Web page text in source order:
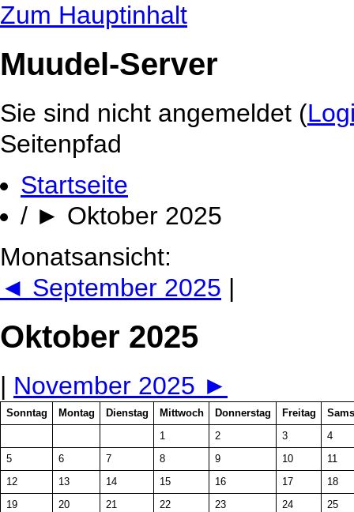
Zum Hauptinhalt
Muudel-Server
Sie sind nicht angemeldet (
Seitenpfad
Startseite
/ ► Oktober 2025
Monatsansicht:
◄ September 2025 |
Oktober 2025
| November 2025 ►
Sonntag Montag Dienstag Mittwoch Donnerstag Freitag
1
2 3
4
5
6 7 8 9 10
11
12
13 14 15 16 17
18
19
20 21 22 23 24
25